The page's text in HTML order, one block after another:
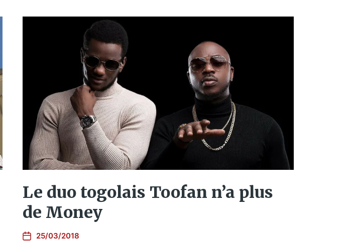
Le duo togolais Toofan n’a plus
de Money
25/03/2018